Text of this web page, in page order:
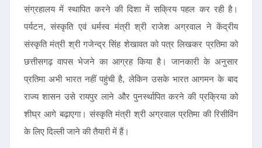
संग्रहालय में स्थापित करने की दिशा में सक्रिय पहल कर रही है।
पर्यटन, संस्कृति एवं धर्मस्व मंत्री श्री राजेश अग्रवाल ने केंद्रीय
संस्कृति मंत्री श्री गजेन्द्र सिंह शेखावत को पत्र लिखकर प्रतिमा को
छत्तीसगढ़ वापस भेजने का आग्रह किया है। जानकारी के अनुसार
प्रतिमा अभी भारत नहीं पहुंची है, लेकिन उसके भारत आगमन के बाद
राज्य शासन उसे रायपुर लाने और पुनर्स्थापित करने की प्रक्रिया को
शीघ्र आगे बढ़ाएगा। संस्कृति मंत्री श्री अग्रवाल प्रतिमा की रिसीविंग
के लिए दिल्ली जाने की तैयारी में हैं।